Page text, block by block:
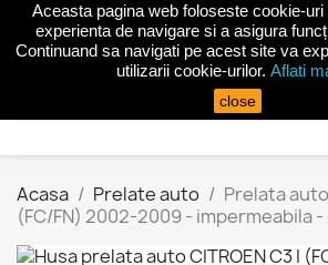

Acasa Prelate auto
Prelata auto
(FC/FN) 2002-2009 - impermeabila
Aceasta pagina web foloseste cookie-
experienta de navigare si a asigura
Continuand sa navigati pe acest site va
utilizarii cookie-urilor. Aflati
close